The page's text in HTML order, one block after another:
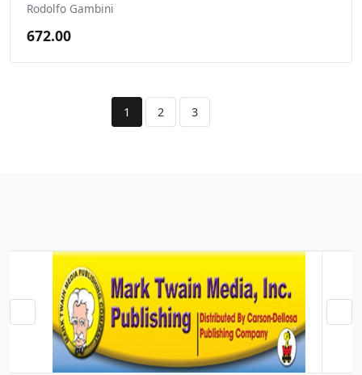
Rodolfo Gambini
672.00
1 2 3